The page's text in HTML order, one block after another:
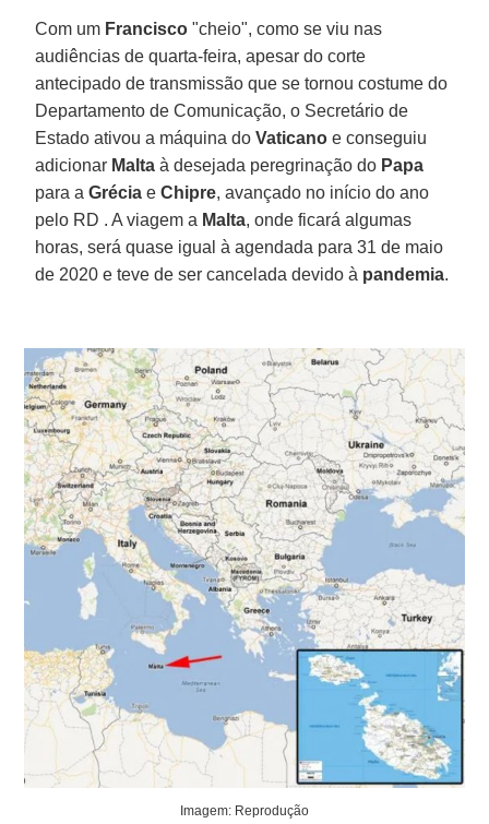
Com um Francisco "cheio", como se viu nas
audiências de quarta-feira, apesar do corte
antecipado de transmissão que se tornou costume do
Departamento de Comunicação, o Secretário de
Estado ativou a máquina doVaticano e conseguiu
adicionar Malta à desejada peregrinação do Papa
para aGrécia eChipre, avançado no início do ano
pelo RD . A viagem a Malta, onde ficará algumas
horas, será quase igual à agendada para 31 de maio
de 2020 e teve de ser cancelada devido à pandemia.
Imagem: Reprodução